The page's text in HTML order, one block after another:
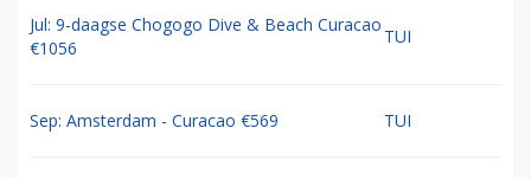
Jul: 9-daagse Chogogo Dive & Beach Curacao
€1056
TUI
Sep: Amsterdam - Curacao €569 TUI